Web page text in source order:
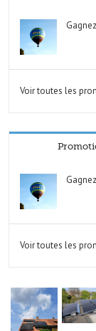
Voir toutes les
Voir toutes les